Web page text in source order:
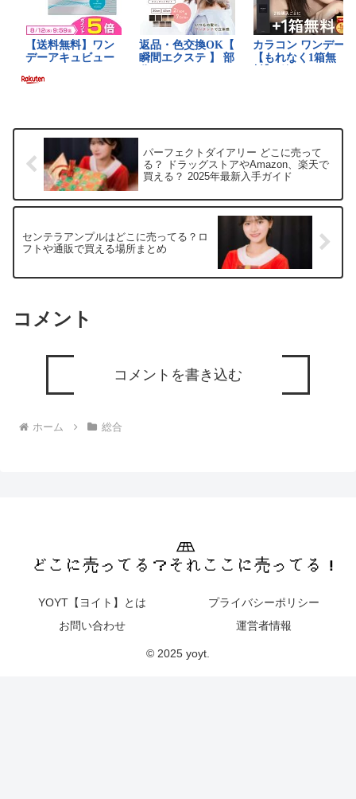
パーフェクトダイアリー どこに売って
る？ ドラッグストアやAmazon、楽天で
買える？ 2025年最新入手ガイド
センテラアンプルはどこに売ってる？ロ
フトや通販で買える場所まとめ
コメント
コメントを書き込む
ホーム 総合
YOYT【ヨイト】とは
プライバシーポリシー
お問い合わせ
運営者情報
© 2025 yoyt.